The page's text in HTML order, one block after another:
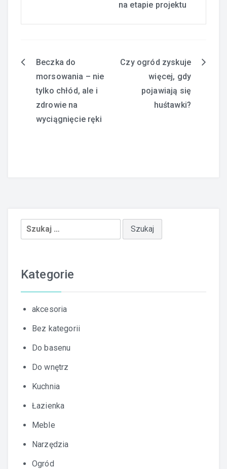
na etapie projektu
Nawigacja
wpisu
Beczka do
morsowania – nie
tylko chłód, ale i
zdrowie na
wyciągnięcie ręki
Czy ogród zyskuje
więcej, gdy
pojawiają się
huśtawki?
Szukaj:
Kategorie
akcesoria
Bez kategorii
Do basenu
Do wnętrz
Kuchnia
Łazienka
Meble
Narzędzia
Ogród